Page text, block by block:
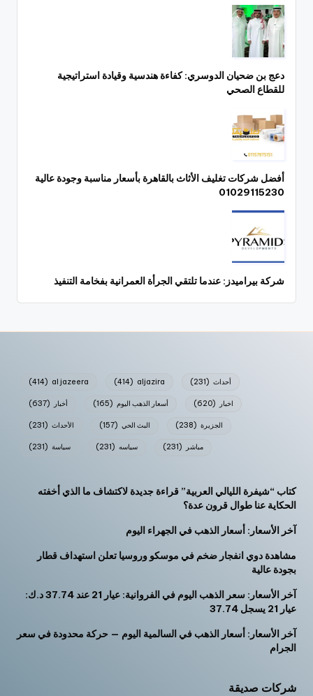
دعج بن ضحيان الدوسري: كفاءة هندسية وقيادة استراتيجية
للقطاع الصحي
أفضل شركات تغليف الأثاث بالقاهرة بأسعار مناسبة وجودة عالية
01029115230
شركة بيراميدز: عندما تلتقي الجرأة العمرانية بفخامة التنفيذ
al jazeera
(414) aljazira
(414) أحداث (231)
أخبار (637) أسعار الذهب اليوم (165) اخبار (620)
الأحداث (231) البث الحي (157) الجزيرة (238)
سياسة (231) سياسه (231) مباشر (231)
كتاب “شيفرة الليالي العربية” قراءة جديدة لاكتشاف ما الذي أخفته
الحكاية عنا طوال قرون عدة؟
آخر الأسعار: أسعار الذهب في الجهراء اليوم
مشاهدة دوي انفجار ضخم في موسكو وروسيا تعلن استهداف قطار
بجودة عالية
آخر الأسعار: سعر الذهب اليوم في الفروانية: عيار 21 عند 37.74 د.ك:
عيار 21 يسجل 37.74
آخر الأسعار: أسعار الذهب في السالمية اليوم — حركة محدودة في سعر
الجرام
شركات صديقة